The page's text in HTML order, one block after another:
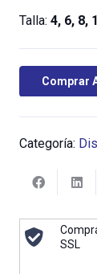
Talla: 4, 6, 8,
Comprar
Categoría:
SSL